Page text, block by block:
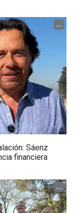
...
Sáenz
financiera
...